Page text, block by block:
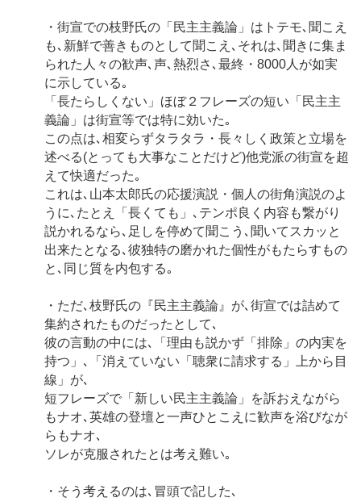
・街宣での枝野氏の「民主主義論」はトテモ､聞こえ
も､新鮮で善きものとして聞こえ､それは､聞きに集ま
られた人々の歓声､声､熱烈さ､最終・8000人が如実
に示している｡
「長たらしくない」ほぼ２フレーズの短い「民主主
義論」は街宣等では特に効いた｡
この点は､相変らずタラタラ・長々しく政策と立場を
述べる(とっても大事なことだけど)他党派の街宣を超
えて快適だった｡
これは､山本太郎氏の応援演説・個人の街角演説のよ
うに､たとえ「長くても」､テンポ良く内容も繋がり
説かれるなら､足しを停めて聞こう､聞いてスカッと
出来たとなる､彼独特の磨かれた個性がもたらすもの
と､同じ質を内包する｡
・ただ､枝野氏の『民主主義論』が､街宣では詰めて
集約されたものだったとして､
彼の言動の中には､「理由も説かず「排除」の内実を
持つ」､「消えていない「聴衆に請求する」上から目
線」が､
短フレーズで「新しい民主主義論」を訴おえながら
もナオ､英雄の登壇と一声ひとこえに歓声を浴びなが
らもナオ､
ソレが克服されたとは考え難い｡
・そう考えるのは､冒頭で記した､